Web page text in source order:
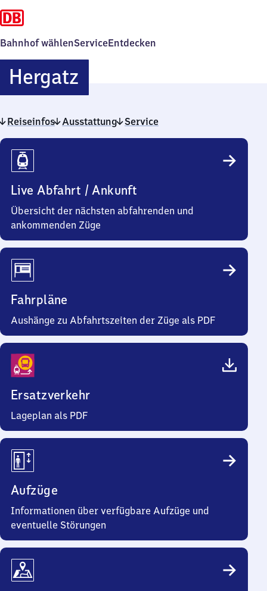
Bahnhof wählenServiceEntdecken
HergatzHergatz
Reiseinfos Ausstattung Service
Reiseinfos
Live Abfahrt / Ankunft
Übersicht der nächsten abfahrenden und
ankommenden Züge
Fahrpläne
Aushänge zu Abfahrtszeiten der Züge als PDF
Ersatzverkehr
Lageplan als PDF
Aufzüge
Informationen über verfügbare Aufzüge und
eventuelle Störungen